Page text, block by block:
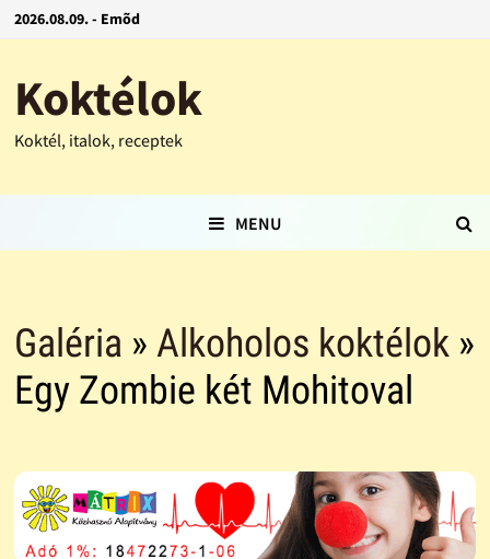
2026.08.09. - Emõd
Koktélok
Koktél, italok, receptek
MENU
Galéria » Alkoholos koktélok»
Egy Zombie két Mohitoval